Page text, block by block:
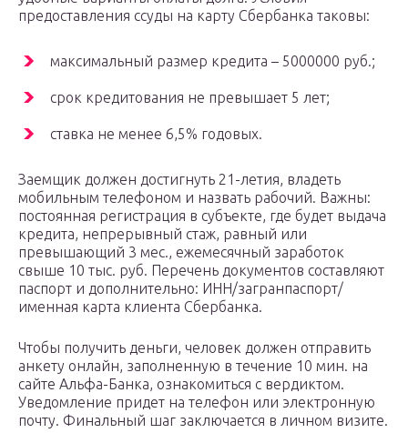
предоставления ссуды на карту Сбербанка таковы:
максимальный размер кредита – 5000000 руб.;
срок кредитования не превышает 5 лет;
ставка не менее 6,5% годовых.
Заемщик должен достигнуть 21-летия, владеть
мобильным телефоном и назвать рабочий. Важны:
постоянная регистрация в субъекте, где будет выдача
кредита, непрерывный стаж, равный или
превышающий 3 мес., ежемесячный заработок
свыше 10 тыс. руб. Перечень документов составляют
паспорт и дополнительно: ИНН/загранпаспорт/
именная карта клиента Сбербанка.
Чтобы получить деньги, человек должен отправить
анкету онлайн, заполненную в течение 10 мин. на
сайте Альфа-Банка, ознакомиться с вердиктом.
Уведомление придет на телефон или электронную
почту. Финальный шаг заключается в личном визите.